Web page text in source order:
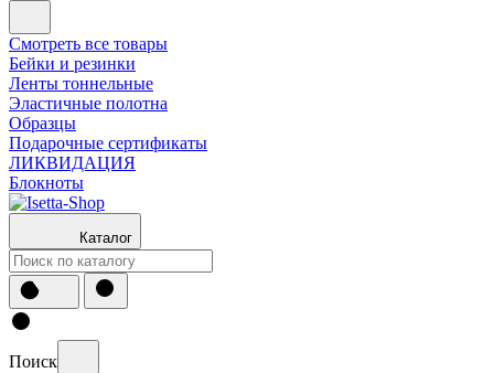
Смотреть все товары
Бейки и резинки
Ленты тоннельные
Эластичные полотна
Образцы
Подарочные сертификаты
ЛИКВИДАЦИЯ
Блокноты
Каталог
Поиск